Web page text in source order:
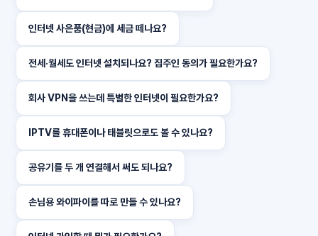
인터넷 사은품(현금)에 세금 떼나요?
전세·월세도 인터넷 설치되나요? 집주인 동의가 필요한가요?
회사 VPN을 쓰는데 특별한 인터넷이 필요한가요?
IPTV를 휴대폰이나 태블릿으로도 볼 수 있나요?
공유기를 두 개 연결해서 써도 되나요?
손님용 와이파이를 따로 만들 수 있나요?